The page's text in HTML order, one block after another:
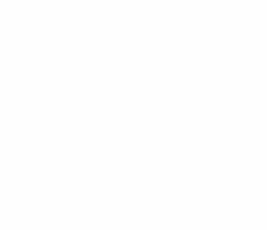
façon simple de profiter
tout en faisant un